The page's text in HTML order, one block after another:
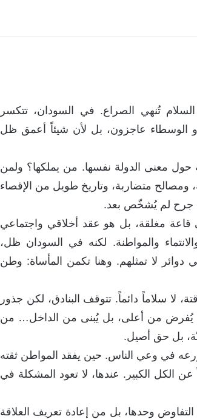
تُنهي الصراع. في السودان، تتكسر
الوسطاء عاجزون، بل لأن شيئاً أعمق ظل
معنى الدولة نفسها. من يملكها؟ ولمن
ومصالح متضاربة، وتاريخ طويل من الإقصاء
جرح لم يُشخّص بعد.
مغلقة، بل هو عقد أخلاقي واجتماعي
والمواطنة. لكنه في السودان ظل،
لا تمثلهم. وهنا تكمن المأساة: وطن
لا سلاماً دائماً. تتوقف البنادق، لكن جذور
لا يُفرض من أعلى، بل يُبنى من الداخل… من
بل حق أصيل.
في وعي الناس. حين يفقد المواطن ثقته
الكل الكبير. عندها، لا تعود المشكلة في
وحدها، بل من إعادة تعريف العلاقة